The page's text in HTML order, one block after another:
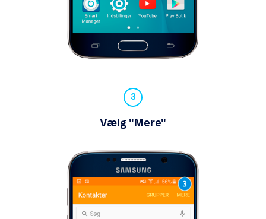
Vælg "Mere"